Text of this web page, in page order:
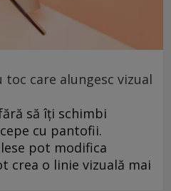
toc care alungesc vizual
să îți schimbi
cu pantofii.
pot modifica
crea o linie vizuală mai